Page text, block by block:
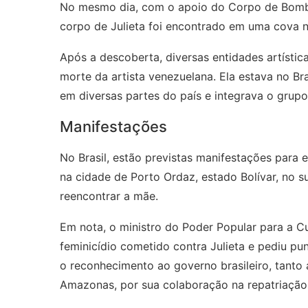
No mesmo dia, com o apoio do Corpo de
corpo de Julieta foi encontrado em uma cova
Após a descoberta, diversas entidades
morte da artista venezuelana. Ela estava no
em diversas partes do país e integrava o
Manifestações
No Brasil, estão previstas manifestações
na cidade de Porto Ordaz, estado Bolívar, no
reencontrar a mãe.
Em nota, o ministro do Poder Popular para a
feminicídio cometido contra Julieta e pediu
o reconhecimento ao governo brasileiro,
Amazonas, por sua colaboração na